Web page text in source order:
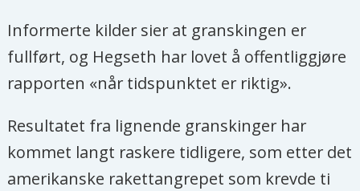
Informerte kilder sier at granskingen er
fullført, og Hegseth har lovet å offentliggjøre
rapporten «når tidspunktet er riktig».
Resultatet fra lignende granskinger har
kommet langt raskere tidligere, som etter det
amerikanske rakettangrepet som krevde ti